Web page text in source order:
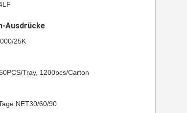
Ausdrücke
25K
Tray, 1200pcs/Carton
NET30/60/90